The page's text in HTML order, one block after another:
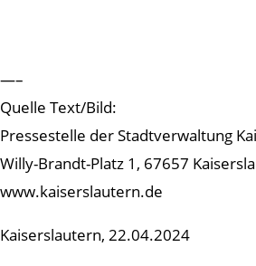
—–
Quelle Text/Bild:
Pressestelle der Stadtverwaltung
Willy-Brandt-Platz 1, 67657
www.kaiserslautern.de
Kaiserslautern, 22.04.2024